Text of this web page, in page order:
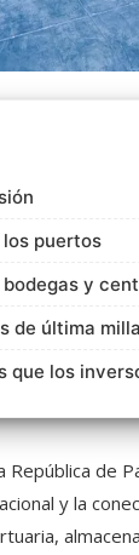
puertos
y
de última milla
que los
de
y la